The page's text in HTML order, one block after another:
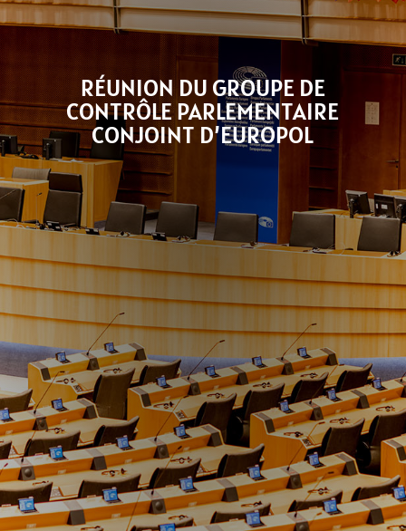
RÉUNION DU GROUPE DE
CONTRÔLE PARLEMENTAIRE
CONJOINT D’EUROPOL